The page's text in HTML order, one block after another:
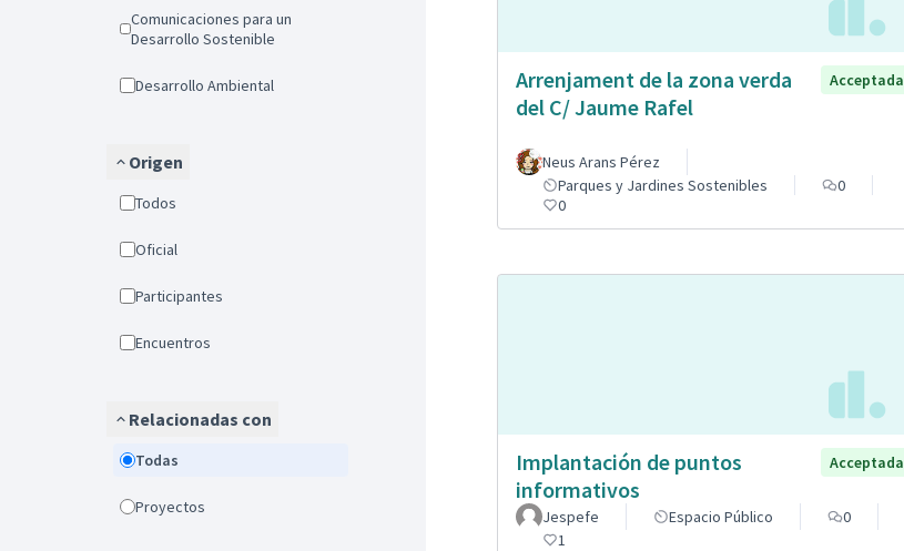
Comunicaciones para un
Desarrollo Sostenible
Desarrollo Ambiental
Origen
Todos
Oficial
Participantes
Encuentros
Relacionadas con
Todas
Proyectos
Arrenjament de la zona verda
del C/ Jaume Rafel
Acceptada
Neus Arans Pérez
Parques y Jardines Sostenibles
0
0
Implantación de puntos
informativos
Acceptada
Jespefe Espacio Público
0
1